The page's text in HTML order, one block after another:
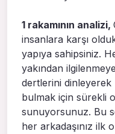
1 rakamının analizi,
insanlara karşı
yapıya sahipsiniz.
yakından
dertlerini
bulmak için sürekli
sunuyorsunuz. Bu
her arkadaşınız ilk